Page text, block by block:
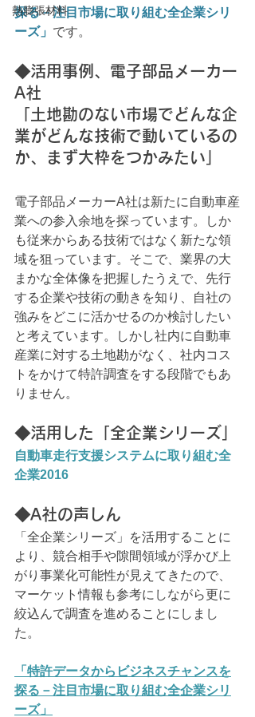
熱膨張材料
探る－注目市場に取り組む全企業シリ
ーズ」 です。
◆活用事例、電子部品メーカー
A社
「土地勘のない市場でどんな企
業がどんな技術で動いているの
か、まず大枠をつかみたい」
電子部品メーカーA社は新たに自動車産
業への参入余地を探っています。しか
も従来からある技術ではなく新たな領
域を狙っています。そこで、業界の大
まかな全体像を把握したうえで、先行
する企業や技術の動きを知り、自社の
強みをどこに活かせるのか検討したい
と考えています。しかし社内に自動車
産業に対する土地勘がなく、社内コス
トをかけて特許調査をする段階でもあ
りません。
◆活用した「全企業シリーズ」
自動車走行支援システムに取り組む全
企業2016
◆A社の声しん
「全企業シリーズ」を活用することに
より、競合相手や隙間領域が浮かび上
がり事業化可能性が見えてきたので、
マーケット情報も参考にしながら更に
絞込んで調査を進めることにしまし
た。
「特許データからビジネスチャンスを
探る－注目市場に取り組む全企業シリ
ーズ」